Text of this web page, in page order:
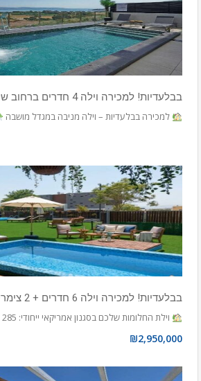
בבלעדיות! למכירה וילה 4 חדרים ברחוב שקד, מגדל
למכירה בבלעדיות – וילה מניבה במגדל מושבה
בבלעדיות! למכירה וילה 6 חדרים + 2 צימרים ביישוב חד נס
וילת החלומות שלכם בסגנון אמריקאי ייחודי: 285 מ”ר…
₪2,950,000